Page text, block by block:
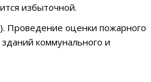
избыточной.
Проведение оценки пожарного
коммунального и